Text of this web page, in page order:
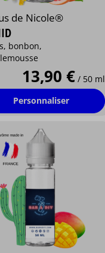
de Nicole®
bonbon,
13,90 € / 50 ml
Personnaliser